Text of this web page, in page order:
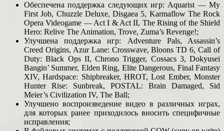
Обеспечена поддержка следующих игр: Aquarist — My
First Job, Chuzzle Deluxe, Disgaea 5, Karmaflow The Rock
Opera Videogame — Act I & Act II, The Rising of the Shield
Hero: Relive The Animation, Trove, Zuma’s Revenge!;
Улучшена поддержка игр: Adventure Pals, Assassin’s
Creed Origins, Azur Lane: Crosswave, Bloons TD 6, Call of
Duty: Black Ops II, Chrono Trigger, Cossacs 3, Dokyusei
Bangin’ Summer, Elden Ring, Elite Dangerous, Final Fantasy
XIV, Hardspace: Shipbreaker, HROT, Lost Ember, Monster
Hunter Rise: Sunbreak, POSTAL: Brain Damaged, Sid
Meier’s Civilization IV, The Ball;
Улучшено воспроизведение видео в различных играх,
для которых ранее приходилось вносить специфичные
исправления;